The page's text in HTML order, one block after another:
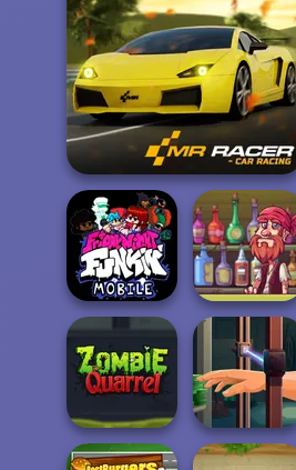
Dragon Hunter
Mr. Racer
Friday Night
Funkin': Foned
In...
Pirate Bartender
Captain's Gro...